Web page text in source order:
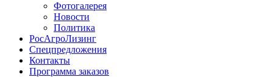
Фотогалерея
Новости
Политика
РосАгроЛизинг
Спецпредложения
Контакты
Программа заказов